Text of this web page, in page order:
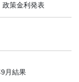
策金利発表
月結果